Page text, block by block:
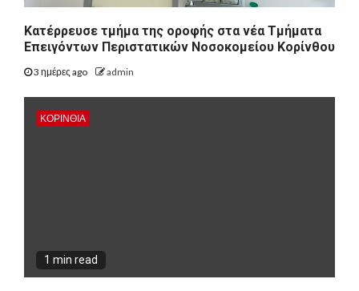
Kατέρρευσε τμήμα της οροφής στα νέα Τμήματα
Επειγόντων Περιστατικών Νοσοκομείου Κορίνθου
3 ημέρες ago admin
ΚΟΡΙΝΘΊΑ
1 min read